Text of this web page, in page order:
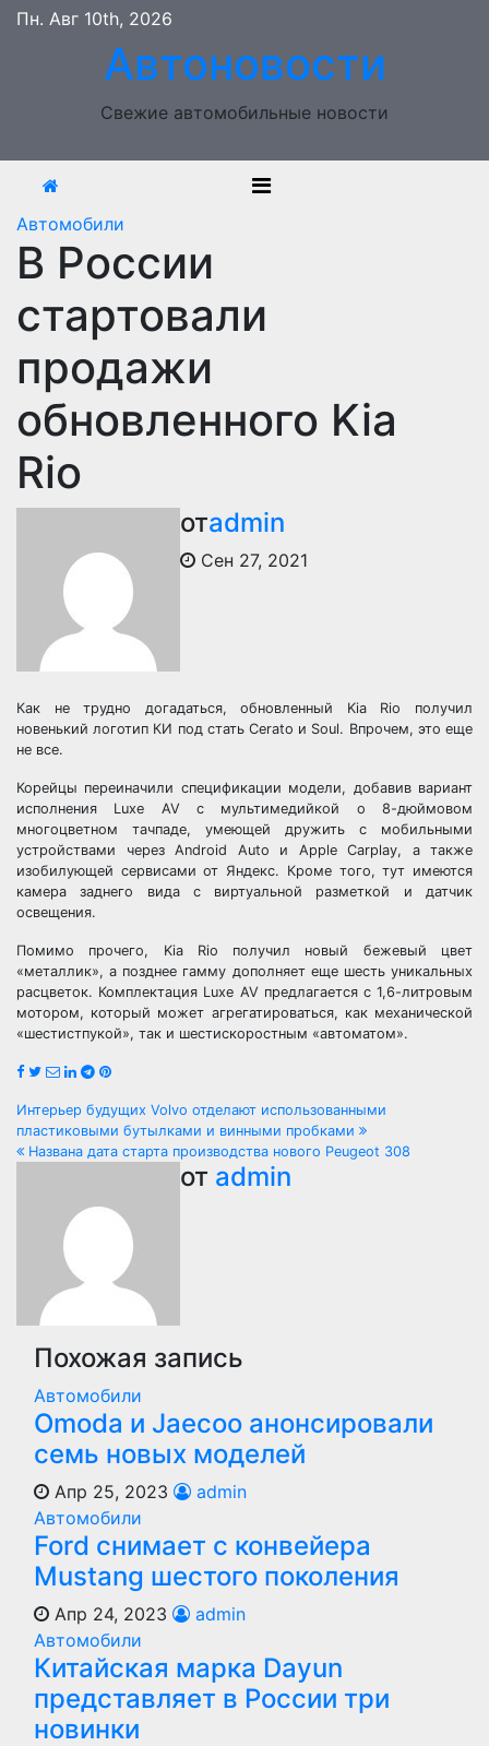
Перейти
содержимому
Пн. Авг 10th, 2026
Автоновости
Свежие автомобильные новости
Автомобили
В России
стартовали
продажи
обновленного Kia
Rio
отadmin
Сен 27, 2021
Как не трудно догадаться, обновленный Kia Rio получил
новенький логотип КИ под стать Cerato и Soul. Впрочем, это еще
не все.
Корейцы переиначили спецификации модели, добавив вариант
исполнения Luxe AV с мультимедийкой о 8-дюймовом
многоцветном тачпаде, умеющей дружить с мобильными
устройствами через Android Auto и Apple Carplay, а также
изобилующей сервисами от Яндекс. Кроме того, тут имеются
камера заднего вида с виртуальной разметкой и датчик
освещения.
Помимо прочего, Kia Rio получил новый бежевый цвет
«металлик», а позднее гамму дополняет еще шесть уникальных
расцветок. Комплектация Luxe AV предлагается с 1,6-литровым
мотором, который может агрегатироваться, как механической
«шестистпукой», так и шестискоростным «автоматом».
Навигация
по
записям
Интерьер будущих Volvo отделают использованными
пластиковыми бутылками и винными пробками
Названа дата старта производства нового Peugeot 308
от admin
Похожая запись
Автомобили
Оmoda и Jaecoo анонсировали
семь новых моделей
Апр 25, 2023
admin
Автомобили
Ford снимает с конвейера
Mustang шестого поколения
Апр 24, 2023
admin
Автомобили
Китайская марка Dayun
представляет в России три
новинки